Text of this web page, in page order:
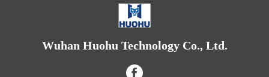
Wuhan Huohu Technology Co., Ltd.